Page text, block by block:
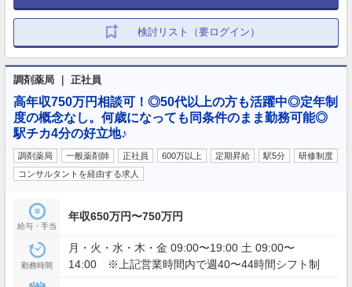
検討リスト（要ログイン）
調剤薬局 ｜ 正社員
高年収750万円相談可！◎50代以上の方も活躍中◎定年制
度の概念なし。何歳になっても同条件のまま勤務可能◎
駅チカ4分の好立地♪
調剤薬局 一般薬剤師 正社員 600万以上 定期昇給 駅5分
研修制度
コンサルタントを経由する求人
給与・手当
年収650万円〜750万円
勤務時間
月・火・水・木・金 09:00〜19:00 土 09:00〜
14:00 ※上記営業時間内で週40〜44時間シフト制